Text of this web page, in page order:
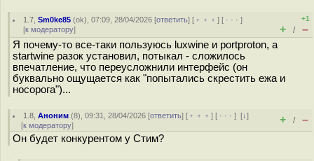
1.7 ,Sm0ke85 (ok), 07:09, 28/04/2026 [ответить] [ ﹢﹢﹢] [ · · ·]
[к модератору]
+1
+ / –
Я почему-то все-таки пользуюсь luxwine и portproton, а
startwine разок установил, потыкал - сложилось
впечатление, что переусложнили интерфейс (он
буквально ощущается как "попытались скрестить ежа и
носорога")...
1.8 ,Аноним (8), 09:31, 28/04/2026 [ответить] [ ﹢﹢﹢] [ · · ·][↓]
[к модератору] + / –
Он будет конкурентом у Стим?